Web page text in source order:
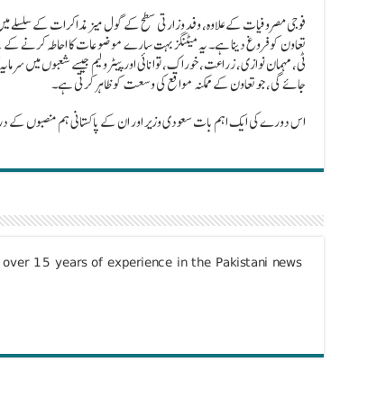
فوجی مصروفیات کے علاوہ، وفد وزارتی سطح کے گول میز مذاکرات کے
تعاون کو فروغ دینا ہے۔ یہ میٹنگز بہت سارے موضوعات کا احاطہ کرنے کے
ٹی، مہمان نوازی، زراعت، خوراک، توانائی اور پیٹرولیم جیسے شعبوں میں
جائے گی، جو تعاون کے ممکنہ مواقع کی وسعت کو ظاہر کرتی ہے۔
اس دورے کی ایک اہم بات سعودی وزیر اور ان کے پاکستانی ہم منصبوں کے
15 years of experience in the Pakistani news